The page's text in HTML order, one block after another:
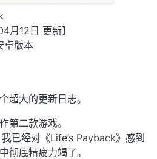
月12日 更新】
卓版本
超大的更新日志。
第二款游戏。
已经对《Life’s Payback》感到
彻底精疲力竭了。